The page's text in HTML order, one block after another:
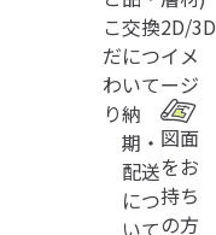
こ
だ
わ
り
交換
につ
いて
納
期・
配送
につ
いて
2D/3D
イメ
ージ
図面
をお
持ち
の方